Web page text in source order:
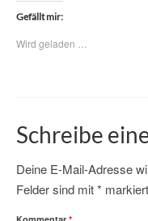
Gefällt mir:
Wird geladen …
Schreibe
Deine E-Mail-Adresse
Felder sind mit* markiert